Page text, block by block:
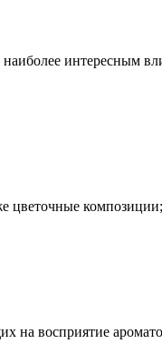
интересным
цветочные композиции;
на восприятие